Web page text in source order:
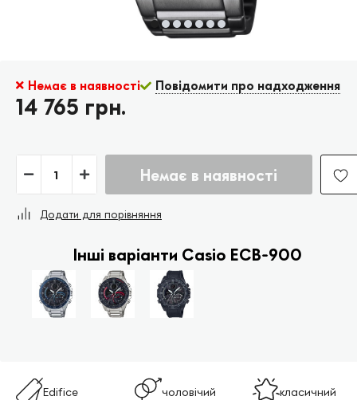
Немає в наявності Повідомити про надходження
14 765 грн.
Немає в наявності
Додати для порівняння
Інші варіанти Casio ECB-900
Edifice чоловічий класичний